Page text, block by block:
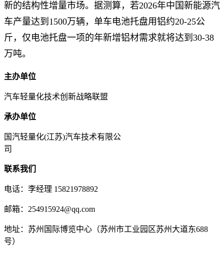
新的结构性增量市场。据测算，若2026年中国新能源汽
车产量达到1500万辆，单车电池托盘用铝约20-25公
斤，仅电池托盘一项的年新增铝材需求就将达到30-38
万吨。
主办单位
汽车轻量化技术创新战略联盟
承办单位
国汽轻量化(江苏)汽车技术有限公
司
联系我们
电话：李经理 15821978892
邮箱：254915924@qq.com
地址：苏州国际博览中心（苏州市工业园区苏州大道东688
号）